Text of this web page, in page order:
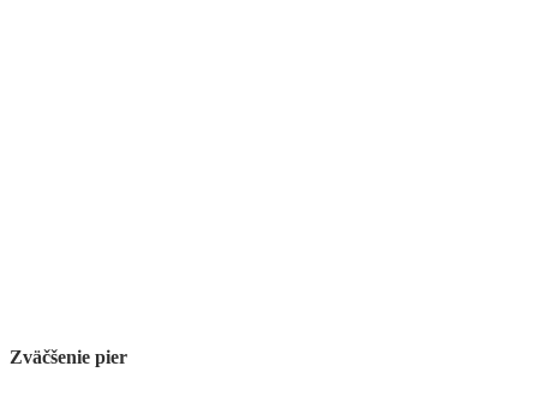
Zväčšenie pier